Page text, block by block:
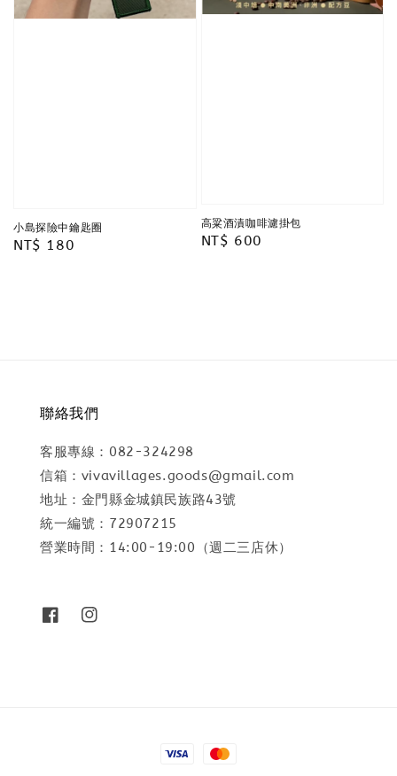
小島探險中鑰匙圈
Regular
NT$ 180
高粱酒漬咖啡濾掛包
Regular
NT$ 600
聯絡我們
客服專線：082-324298
信箱：vivavillages.goods@gmail.com
地址：金門縣金城鎮民族路43號
統一編號：72907215
營業時間：14:00-19:00（週二三店休）